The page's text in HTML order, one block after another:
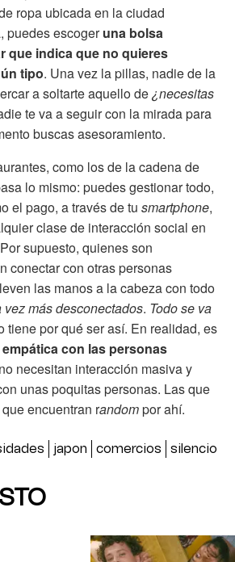
ropa ubicada en la ciudad
puedes escogeruna bolsa
que indica que no quieres
tipo. Una vez la pillas, nadie de la
a soltarte aquello de¿necesitas
te va a seguir con la mirada para
buscas asesoramiento.
como los de la cadena de
lo mismo: puedes gestionar todo,
el pago, a través de tu smartphone,
clase de interacción social en
supuesto, quienes son
conectar con otras personas
las manos a la cabeza con todo
vez más desconectados. Todo se va
tiene por qué ser así. En realidad, es
con las personas
necesitan interacción masiva y
unas poquitas personas. Las que
encuentran randompor ahí.
japon comercios silencio